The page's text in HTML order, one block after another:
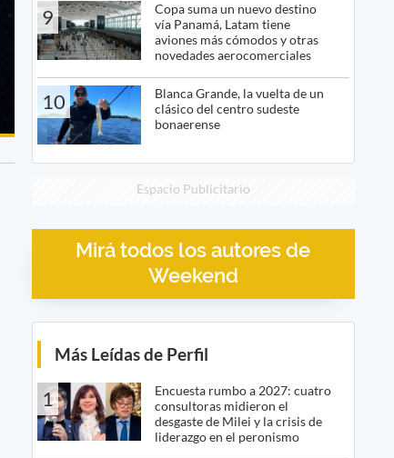
9
Copa suma un nuevo destino
vía Panamá, Latam tiene
aviones más cómodos y otras
novedades aerocomerciales
10
Blanca Grande, la vuelta de un
clásico del centro sudeste
bonaerense
Espacio Publicitario
Mirá todos los autores de
Weekend
Más Leídas de Perfil
1
Encuesta rumbo a 2027: cuatro
consultoras midieron el
desgaste de Milei y la crisis de
liderazgo en el peronismo